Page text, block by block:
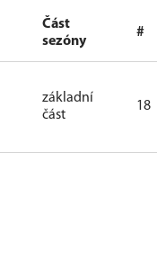
Část
sezóny
#
základní
část
18